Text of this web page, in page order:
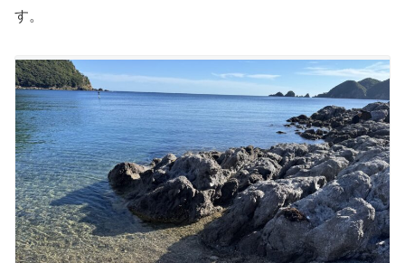
す。